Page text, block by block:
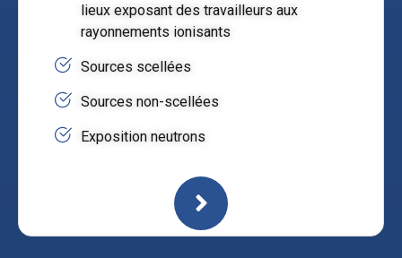
lieux exposant des travailleurs aux
rayonnements ionisants
Sources scellées
Sources non-scellées
Exposition neutrons